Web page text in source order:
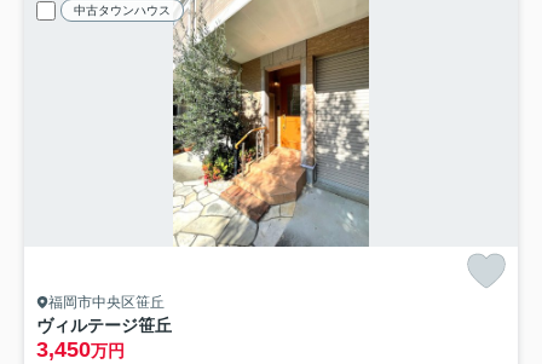
中古タウンハウス
福岡市中央区笹丘
ヴィルテージ笹丘
3,450万円